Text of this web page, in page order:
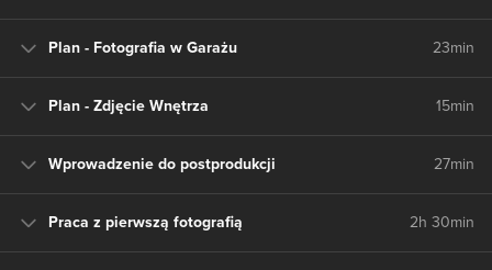
Plan - Fotografia w Garażu 23min
Plan - Zdjęcie Wnętrza 15min
Wprowadzenie do postprodukcji 27min
Praca z pierwszą fotografią 2h 30min